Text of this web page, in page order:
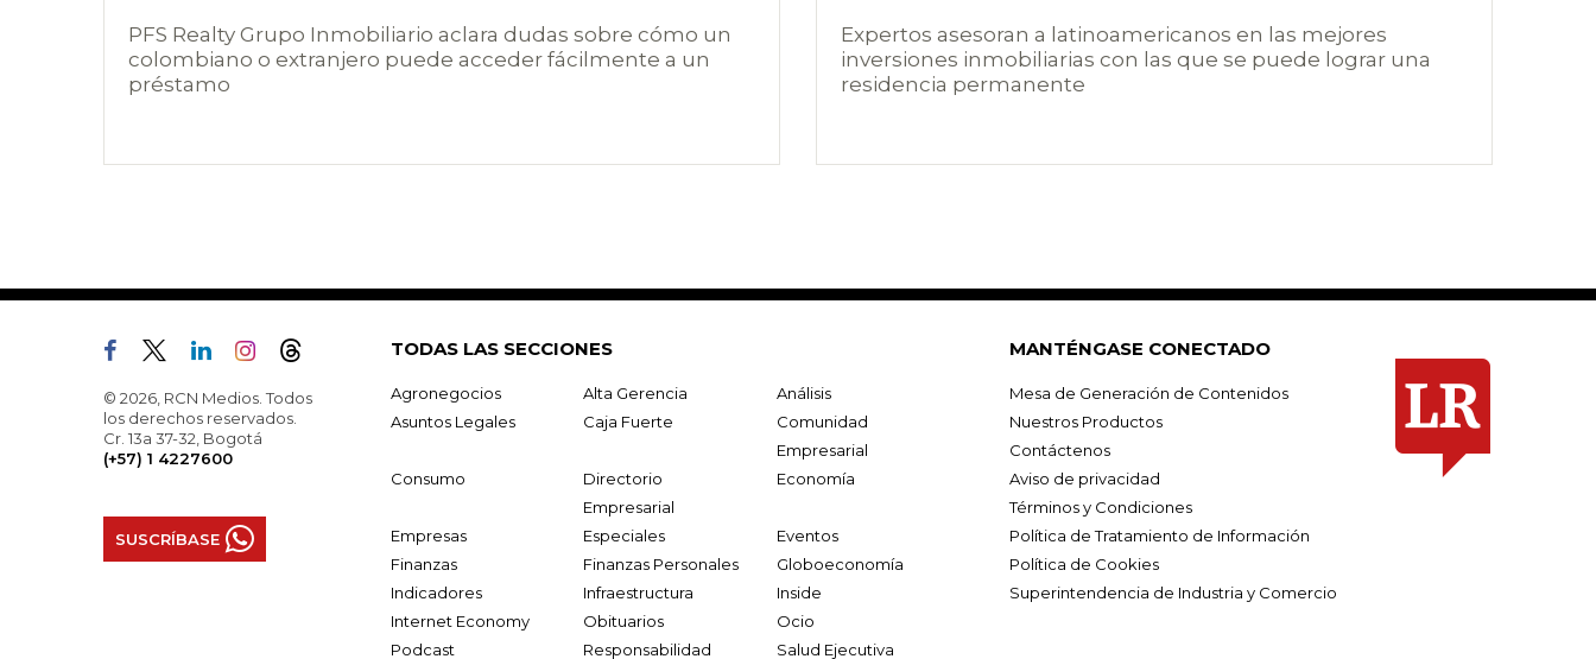
PFS Realty Grupo Inmobiliario aclara dudas sobre cómo un
colombiano o extranjero puede acceder fácilmente a un
préstamo
Expertos asesoran a latinoamericanos en las mejores
inversiones inmobiliarias con las que se puede lograr una
residencia permanente
© 2026, RCN Medios. Todos
los derechos reservados.
Cr. 13a 37-32, Bogotá
(+57) 1 4227600
SUSCRÍBASE
TODAS LAS SECCIONES
Agronegocios Alta Gerencia
Análisis
Asuntos Legales
Caja Fuerte
Comunidad
Empresarial
Consumo
Directorio
Empresarial
Economía
Empresas Especiales
Eventos
Finanzas
Finanzas Personales
Globoeconomía
Indicadores
Infraestructura
Inside
Internet Economy
Obituarios
Ocio
Podcast
Responsabilidad Salud Ejecutiva
MANTÉNGASE CONECTADO
Mesa de Generación de Contenidos
Nuestros Productos
Contáctenos
Aviso de privacidad
Términos y Condiciones
Política de Tratamiento de Información
Política de Cookies
Superintendencia de Industria y Comercio